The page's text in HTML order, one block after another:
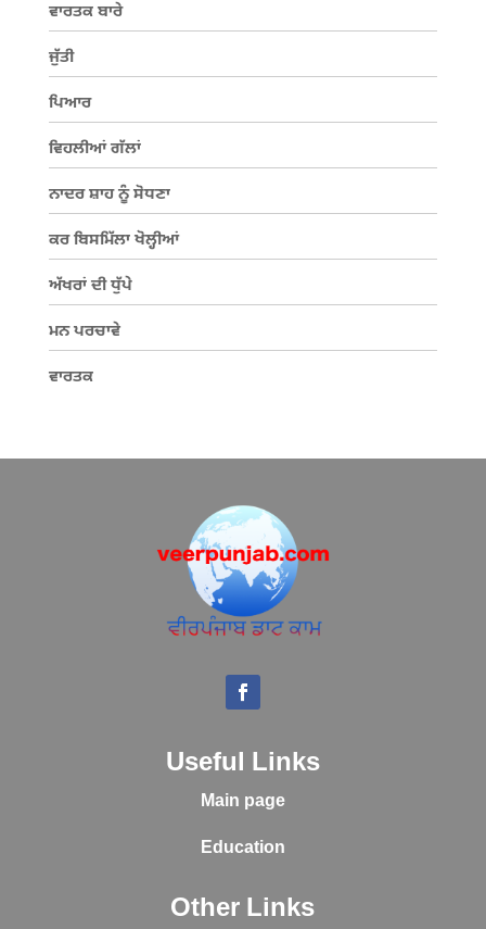
ਵਾਰਤਕ ਬਾਰੇ
ਜੁੱਤੀ
ਪਿਆਰ
ਵਿਹਲੀਆਂ ਗੱਲਾਂ
ਨਾਦਰ ਸ਼ਾਹ ਨੂੰ ਸੋਧਣਾ
ਕਰ ਬਿਸਮਿੱਲਾ ਖੋਲ੍ਹੀਆਂ
ਅੱਖਰਾਂ ਦੀ ਧੁੱਪੇ
ਮਨ ਪਰਚਾਵੇ
ਵਾਰਤਕ
Useful Links
Main page
Education
Other Links